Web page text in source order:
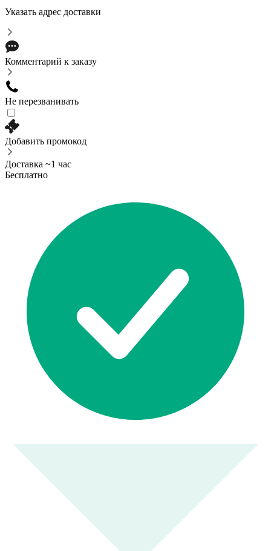
Указать адрес доставки
Комментарий к заказу
Не перезванивать
Добавить промокод
Доставка ~1 час
Бесплатно